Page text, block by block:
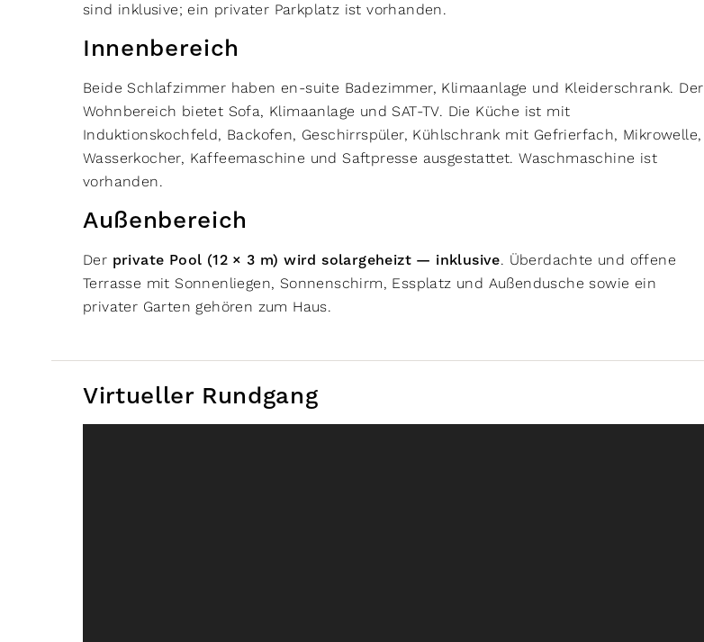
sind inklusive; ein privater Parkplatz ist vorhanden.
Innenbereich
Beide Schlafzimmer haben en-suite Badezimmer, Klimaanlage und Kleiderschrank. Der
Wohnbereich bietet Sofa, Klimaanlage und SAT-TV. Die Küche ist mit
Induktionskochfeld, Backofen, Geschirrspüler, Kühlschrank mit Gefrierfach, Mikrowelle,
Wasserkocher, Kaffeemaschine und Saftpresse ausgestattet. Waschmaschine ist
vorhanden.
Außenbereich
Der private Pool (12 × 3 m) wird solargeheizt — inklusive. Überdachte und offene
Terrasse mit Sonnenliegen, Sonnenschirm, Essplatz und Außendusche sowie ein
privater Garten gehören zum Haus.
Virtueller Rundgang